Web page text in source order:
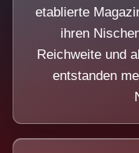
etablierte
ihren
Reichweite und
entstanden